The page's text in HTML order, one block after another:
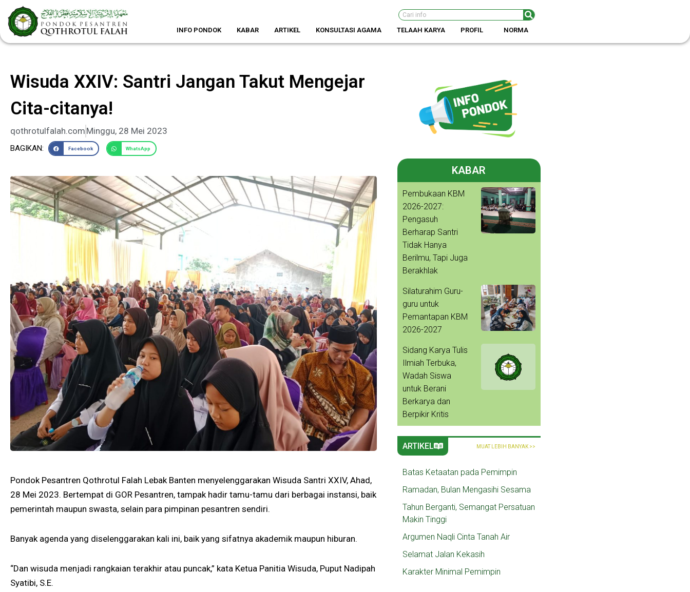
Lewati
ke
konten
Search
INFO PONDOK KABAR ARTIKEL KONSULTASI AGAMA TELAAH KARYA PROFIL NORMA
Wisuda XXIV: Santri Jangan Takut Mengejar
Cita-citanya!
qothrotulfalah.com Minggu, 28 Mei 2023
BAGIKAN: Facebook WhatsApp
Pondok Pesantren Qothrotul Falah Lebak Banten menyelenggarakan Wisuda Santri XXIV, Ahad,
28 Mei 2023. Bertempat di GOR Pesantren, tampak hadir tamu-tamu dari berbagai instansi, baik
pemerintah maupun swasta, selain para pimpinan pesantren sendiri.
Banyak agenda yang diselenggarakan kali ini, baik yang sifatnya akademik maupun hiburan.
“Dan wisuda menjadi rangkaian terakhir atau puncak,” kata Ketua Panitia Wisuda, Puput Nadipah
Syatibi, S.E.
KABAR
Pembukaan KBM
2026-2027:
Pengasuh
Berharap Santri
Tidak Hanya
Berilmu, Tapi Juga
Berakhlak
Silaturahim Guru-
guru untuk
Pemantapan KBM
2026-2027
Sidang Karya Tulis
Ilmiah Terbuka,
Wadah Siswa
untuk Berani
Berkarya dan
Berpikir Kritis
ARTIKEL MUAT LEBIH BANYAK >>
Batas Ketaatan pada Pemimpin
Ramadan, Bulan Mengasihi Sesama
Tahun Berganti, Semangat Persatuan
Makin Tinggi
Argumen Naqli Cinta Tanah Air
Selamat Jalan Kekasih
Karakter Minimal Pemimpin